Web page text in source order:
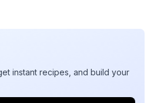
instant recipes, and build your